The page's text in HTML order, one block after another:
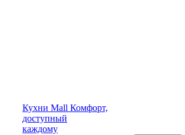
Кухни Mall Комфорт,
доступный
каждому